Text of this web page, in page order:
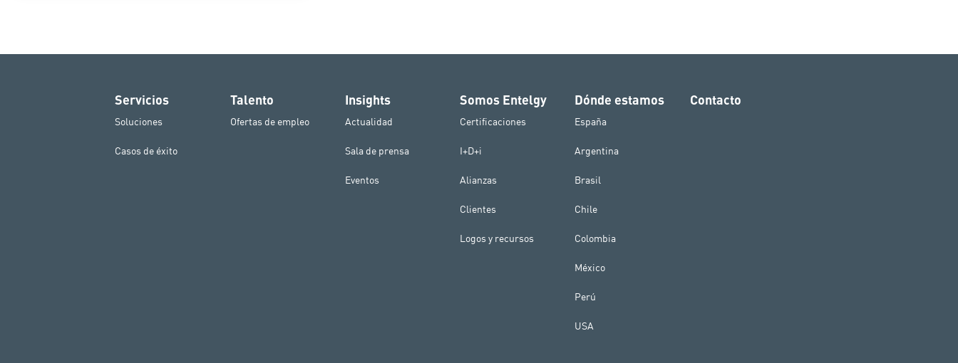
Servicios
Soluciones
Casos de éxito
Talento
Ofertas de empleo
Insights
Actualidad
Sala de prensa
Eventos
Somos Entelgy
Certificaciones
I+D+i
Alianzas
Clientes
Logos y recursos
Dónde estamos
España
Argentina
Brasil
Chile
Colombia
México
Perú
USA
Contacto